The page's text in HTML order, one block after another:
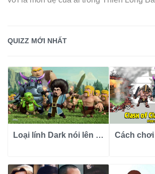
QUIZZ MỚI NHẤT
Loại lính Dark nói lên con người bạn ra sao?